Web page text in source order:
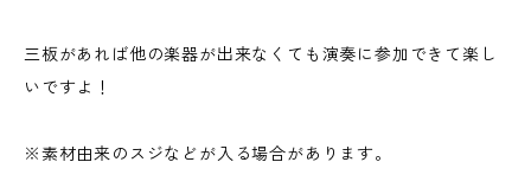
三板があれば他の楽器が出来なくても演奏に参加できて楽し
いですよ！
※素材由来のスジなどが入る場合があります。